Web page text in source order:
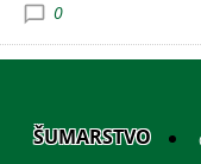
0
ŠUMARSTVO